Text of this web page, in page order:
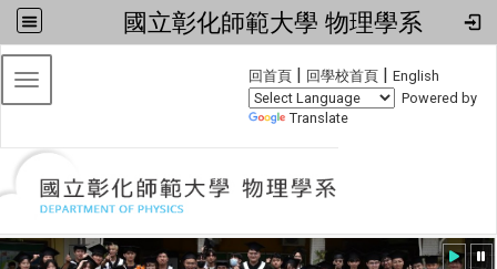
國立彰化師範大學 物理學系
回首頁 | 回學校首頁 | English
Powered by
Translate
Toggle navigation